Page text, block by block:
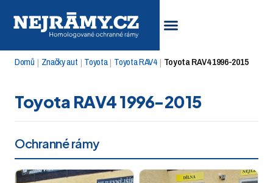
Domů | Značky aut | Toyota | Toyota RAV4 | Toyota RAV4 1996-2015
Toyota RAV4 1996-2015
Ochranné rámy